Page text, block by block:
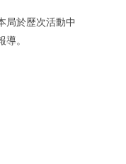
於歷次活動中
。